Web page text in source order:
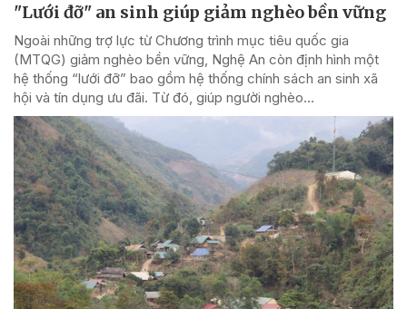
"Lưới đỡ" an sinh giúp giảm nghèo bền vững
Ngoài những trợ lực từ Chương trình mục tiêu quốc gia
(MTQG) giảm nghèo bền vững, Nghệ An còn định hình một
hệ thống “lưới đỡ” bao gồm hệ thống chính sách an sinh xã
hội và tín dụng ưu đãi. Từ đó, giúp người nghèo...